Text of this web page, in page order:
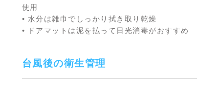
使用
• 水分は雑巾でしっかり拭き取り乾燥
• ドアマットは泥を払って日光消毒がおすすめ
台風後の衛生管理